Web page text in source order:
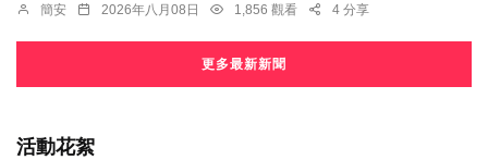
簡安 2026年八月08日 1,856 觀看 4 分享
更多最新新聞
活動花絮